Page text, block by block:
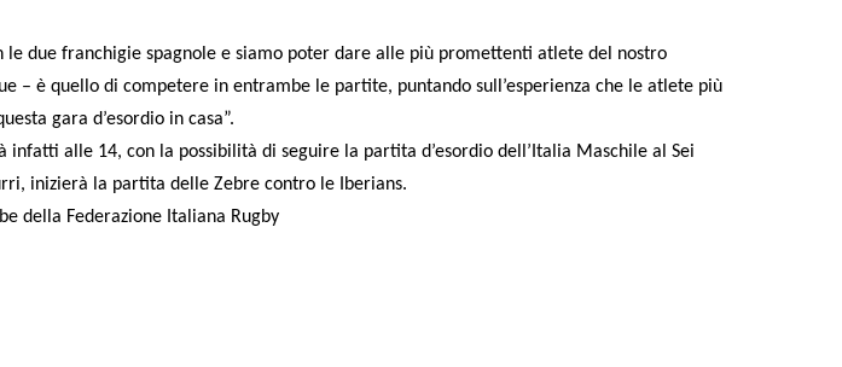
le due franchigie spagnole e siamo poter dare alle più promettenti atlete del nostro
è quello di competere in entrambe le partite, puntando sull’esperienza che le atlete più
gara d’esordio in casa”.
alle 14, con la possibilità di seguire la partita d’esordio dell’Italia Maschile al Sei
inizierà la partita delle Zebre contro le Iberians.
della Federazione Italiana Rugby